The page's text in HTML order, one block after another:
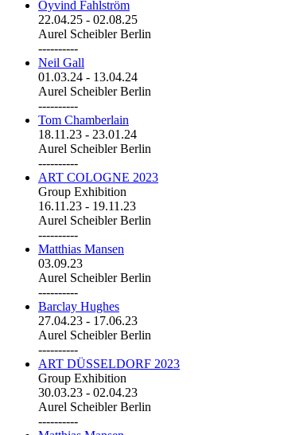
Öyvind Fahlström
22.04.25 - 02.08.25
Aurel Scheibler Berlin
----------
Neil Gall
01.03.24 - 13.04.24
Aurel Scheibler Berlin
----------
Tom Chamberlain
18.11.23 - 23.01.24
Aurel Scheibler Berlin
----------
ART COLOGNE 2023
Group Exhibition
16.11.23 - 19.11.23
Aurel Scheibler Berlin
----------
Matthias Mansen
03.09.23
Aurel Scheibler Berlin
----------
Barclay Hughes
27.04.23 - 17.06.23
Aurel Scheibler Berlin
----------
ART DÜSSELDORF 2023
Group Exhibition
30.03.23 - 02.04.23
Aurel Scheibler Berlin
----------